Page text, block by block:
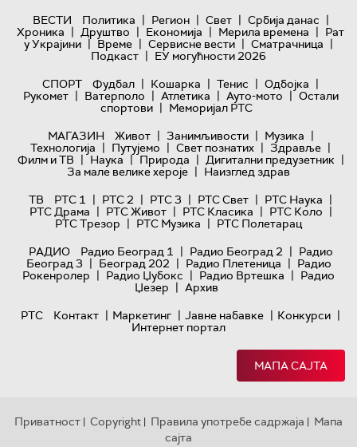
ВЕСТИ Политика | Регион | Свет | Србија данас |
Хроника | Друштво | Економија | Мерила времена | Рат
у Украјини | Време | Сервисне вести | Сматрачница |
Подкаст | ЕУ могућности 2026
СПОРТ
Фудбал | Кошарка | Тенис | Одбојка |
Рукомет | Ватерполо | Атлетика | Ауто-мото | Остали
спортови | Меморијал РТС
МАГАЗИН
Живот | Занимљивости | Музика |
Технологијa | Путујемо | Свет познатих | Здравље |
Филм и ТВ | Наука | Природа | Дигитални предузетник |
За мале велике хероје | Наизглед здрав
ТВ
РТС 1 | РТС 2 | РТС 3 | РТС Свет | РТС Наука |
РТС Драма | РТС Живот | РТС Класика | РТС Коло |
РТС Трезор | РТС Музика | РТС Полетарац
РАДИО
Радио Београд 1 | Радио Београд 2 | Радио
Београд 3 | Београд 202 | Радио Плетеница | Радио
Рокенролер | Радио Џубокс | Радио Вртешка | Радио
Џезер | Архив
РТС
Контакт | Маркетинг | Јавне набавке | Конкурси |
Интернет портал
МАПА САЈТА
Приватност | Copyright | Правила употребе садржаја | Мапа
сајта